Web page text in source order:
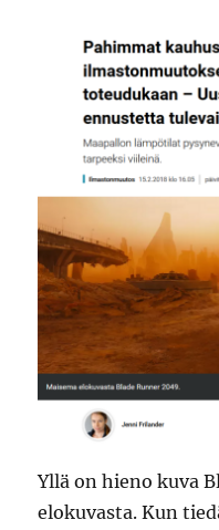
Yllä on hieno kuva
elokuvasta. Kun